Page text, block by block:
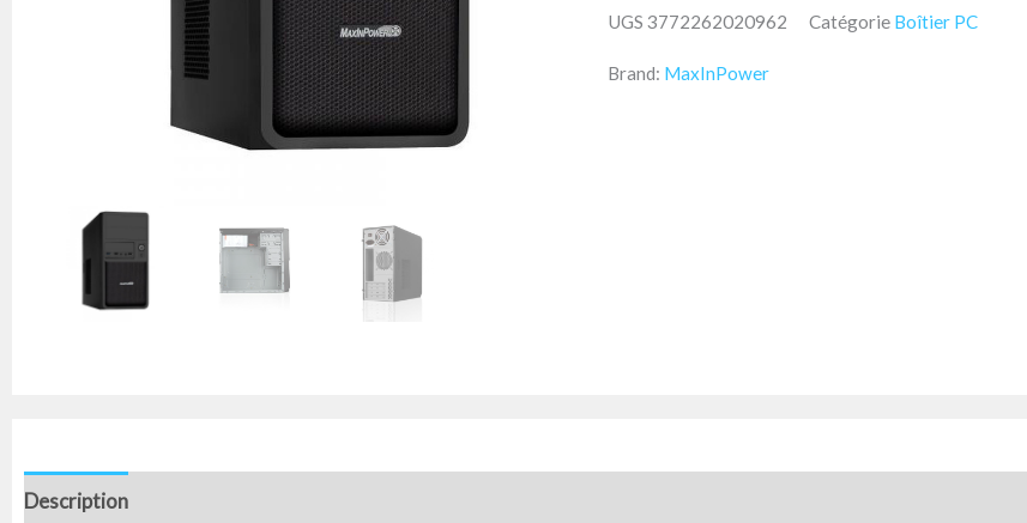
UGS 3772262020962 Catégorie Boîtier PC
Brand: MaxInPower
Description